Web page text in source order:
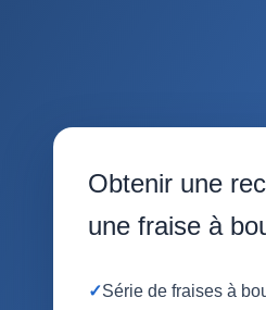
Obtenir une
une fraise à
✓Série de fraises à